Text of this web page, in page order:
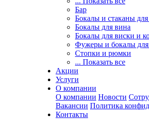
Бар
Бокалы и стаканы
Бокалы для вина
Бокалы для виски и
Фужеры и бокалы
Стопки и рюмки
... Показать все
Акции
Услуги
О компании
О компании Новости
Вакансии Политика
Контакты